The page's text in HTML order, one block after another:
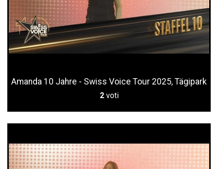
Amanda 10 Jahre - Swiss Voice Tour 2025, Tägipark
2 voti